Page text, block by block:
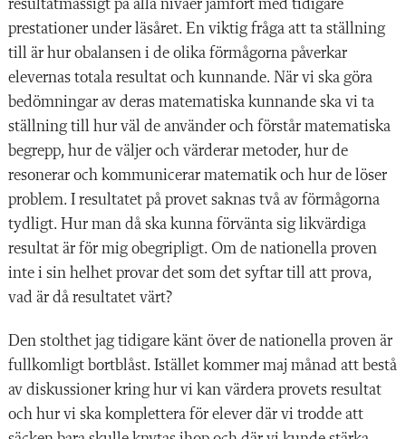
resultatmässigt på alla nivåer jämfört med tidigare
prestationer under läsåret. En viktig fråga att ta ställning
till är hur obalansen i de olika förmågorna påverkar
elevernas totala resultat och kunnande. När vi ska göra
bedömningar av deras matematiska kunnande ska vi ta
ställning till hur väl de använder och förstår matematiska
begrepp, hur de väljer och värderar metoder, hur de
resonerar och kommunicerar matematik och hur de löser
problem. I resultatet på provet saknas två av förmågorna
tydligt. Hur man då ska kunna förvänta sig likvärdiga
resultat är för mig obegripligt. Om de nationella proven
inte i sin helhet provar det som det syftar till att prova,
vad är då resultatet värt?
Den stolthet jag tidigare känt över de nationella proven är
fullkomligt bortblåst. Istället kommer maj månad att bestå
av diskussioner kring hur vi kan värdera provets resultat
och hur vi ska komplettera för elever där vi trodde att